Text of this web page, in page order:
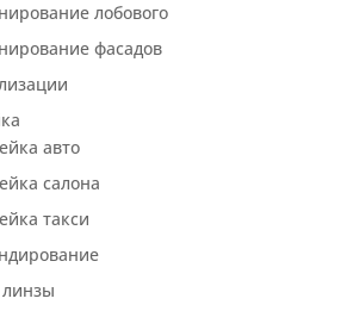
лобового
фасадов
авто
салона
такси
линзы